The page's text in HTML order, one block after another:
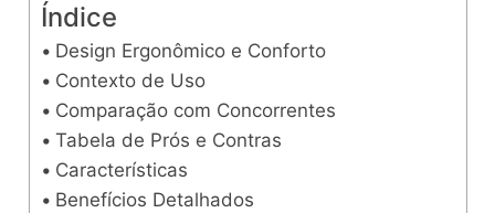
Índice
Design Ergonômico e Conforto
Contexto de Uso
Comparação com Concorrentes
Tabela de Prós e Contras
Características
Benefícios Detalhados